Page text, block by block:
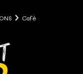
Café